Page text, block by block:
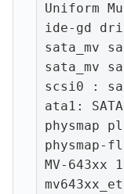
Uniform
ide-gd
sata_mv
sata_mv
scsi0 :
ata1:
physmap
physmap-
MV-